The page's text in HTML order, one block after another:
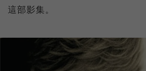
這部影集。